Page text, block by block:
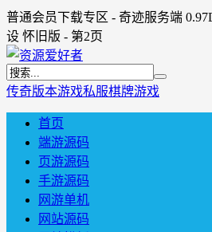
普通会员下载专区 - 奇迹服务端
设 怀旧版 - 第2页
传奇版本游戏私服棋牌游戏
首页
端游源码
页游源码
手游源码
网游单机
网站源码